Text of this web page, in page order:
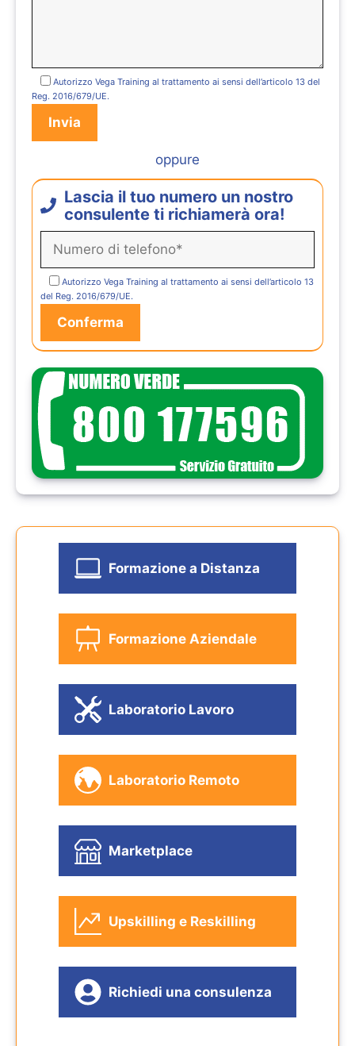
Autorizzo Vega Training al trattamento ai sensi dell’articolo 13 del
Reg. 2016/679/UE.
oppure
Lascia il tuo numero un nostro
consulente ti richiamerà ora!
Autorizzo Vega Training al trattamento ai sensi dell’articolo 13
del Reg. 2016/679/UE.
Formazione a Distanza
Formazione Aziendale
Laboratorio Lavoro
Laboratorio Remoto
Marketplace
Upskilling e Reskilling
Richiedi una consulenza